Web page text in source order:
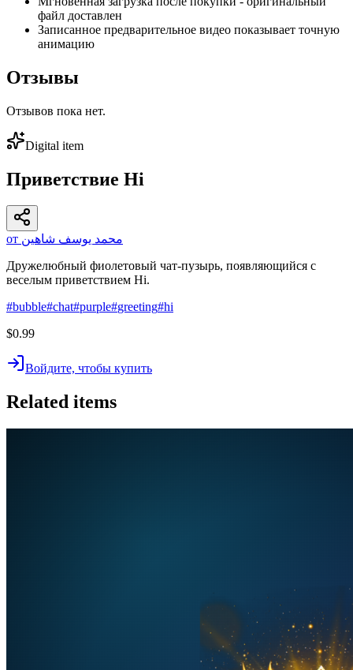
файл доставлен
Записанное предварительное видео показывает точную
анимацию
Отзывы
Отзывов пока нет.
Digital item
Приветствие Hi
от محمد يوسف شاهين
Дружелюбный фиолетовый чат-пузырь, появляющийся с
веселым приветствием Hi.
#bubble#chat#purple#greeting#hi
$0.99
Войдите, чтобы купить
Related items